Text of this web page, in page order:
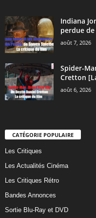
Indiana
perdue
août 7, 2026
Spider-
Cretton
août 6, 2026
CATÉGORIE POPULAIRE
Les Critiques
Les Actualités Cinéma
Les Critiques Rétro
Bandes Annonces
Sortie Blu-Ray et DVD